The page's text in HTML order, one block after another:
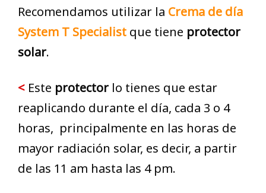
Recomendamos utilizar la Crema de día
System T Specialist que tiene protector
solar.
< Este protector lo tienes que estar
reaplicando durante el día, cada 3 o 4
horas, principalmente en las horas de
mayor radiación solar, es decir, a partir
de las 11 am hasta las 4 pm.